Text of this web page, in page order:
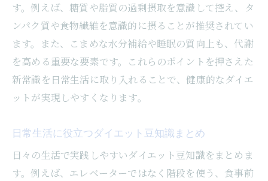
す。例えば、糖質や脂質の過剰摂取を意識して控え、タ
ンパク質や食物繊維を意識的に摂ることが推奨されてい
ます。また、こまめな水分補給や睡眠の質向上も、代謝
を高める重要な要素です。これらのポイントを押さえた
新常識を日常生活に取り入れることで、健康的なダイエ
ットが実現しやすくなります。
日常生活に役立つダイエット豆知識まとめ
日々の生活で実践しやすいダイエット豆知識をまとめま
す。例えば、エレベーターではなく階段を使う、食事前